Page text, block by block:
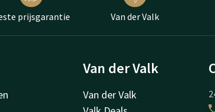
prijsgarantie Van der Valk
Van der Valk
Van der Valk